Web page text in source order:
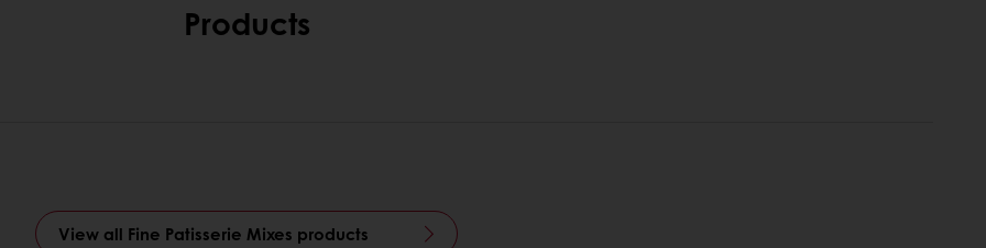
Products
View all Fine Patisserie Mixes products